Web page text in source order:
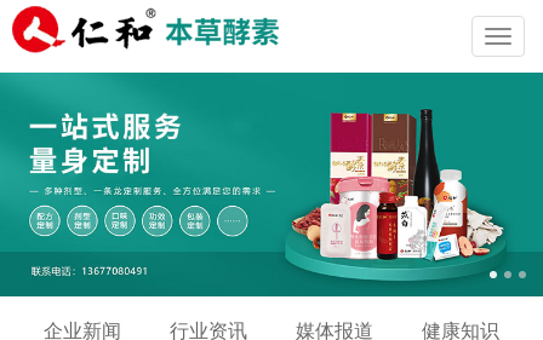
企业新闻 行业资讯 媒体报道 健康知识